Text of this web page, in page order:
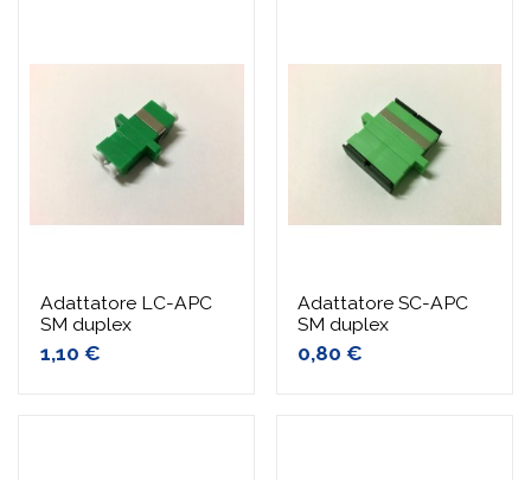
Adattatore LC-APC
SM duplex
1,10 €
Adattatore SC-APC
SM duplex
0,80 €